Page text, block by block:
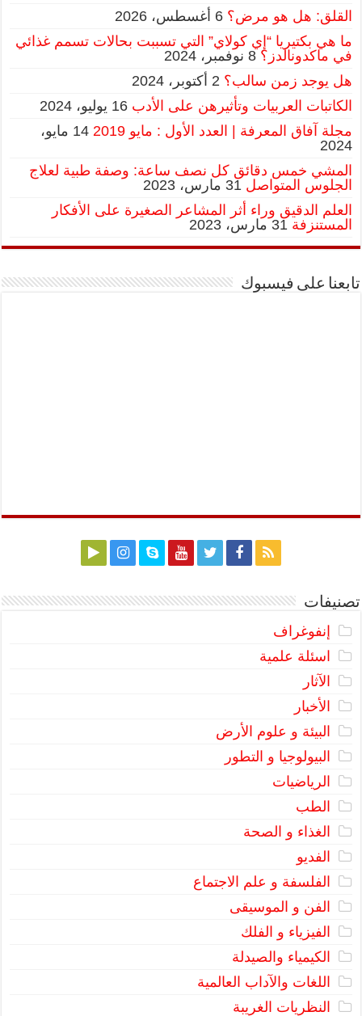
القلق: هل هو مرض؟ 6 أغسطس، 2026
ما هي بكتيريا “إي كولاي” التي تسببت بحالات تسمم غذائي
في ماكدونالدز؟ 8 نوفمبر، 2024
هل يوجد زمن سالب؟ 2 أكتوبر، 2024
الكاتبات العربيات وتأثيرهن على الأدب 16 يوليو، 2024
مجلة آفاق المعرفة | العدد الأول : مايو 2019
14 مايو،
2024
المشي خمس دقائق كل نصف ساعة: وصفة طبية لعلاج
الجلوس المتواصل 31 مارس، 2023
العلم الدقيق وراء أثر المشاعر الصغيرة على الأفكار
المستنزفة 31 مارس، 2023
تابعنا على فيسبوك
تصنيفات
إنفوغراف
اسئلة علمية
الآثار
الأخبار
البيئة و علوم الأرض
البيولوجيا و التطور
الرياضيات
الطب
الغذاء و الصحة
الفديو
الفلسفة و علم الاجتماع
الفن و الموسيقى
الفيزياء و الفلك
الكيمياء والصيدلة
اللغات والآداب العالمية
النظريات الغريبة